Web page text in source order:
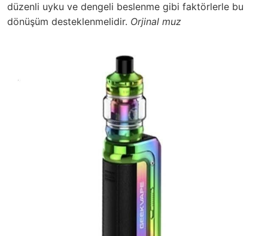
düzenli uyku ve dengeli beslenme gibi faktörlerle bu
dönüşüm desteklenmelidir. Orjinal muz